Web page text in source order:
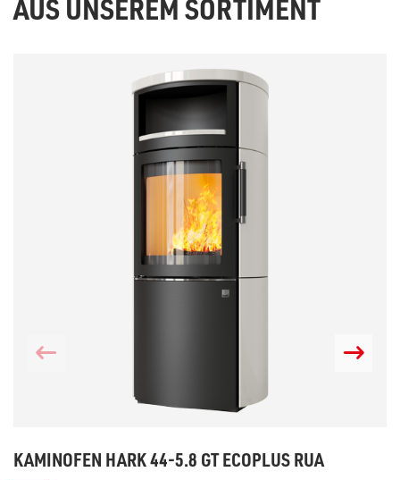
AUS UNSEREM SORTIMENT
KAMINOFEN HARK 44-5.8 GT ECOPLUS RUA